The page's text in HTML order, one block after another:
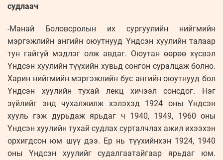
судлаач
-Манай Боловсролын их сургуулийн нийгмийн
мэргэжлийн ангийн оюутнууд Үндсэн хуулийн талаар
тун гайгүй мэдлэг олж авдаг. Оюутан өөрөө хүсвэл
Үндсэн хуулийн түүхийн хувьд сонгон суралцаж болно.
Харин нийгмийн мэргэжлийн бус ангийн оюутнууд бол
Үндсэн хуулийн тухай лекц хичээл сонсдог. Нэг
зүйлийг энд чухалжилж хэлэхэд 1924 оны Үндсэн
хууль гэж дурьдаж ярьдаг ч 1940, 1949, 1960 оны
Үндсэн хуулийн тухай судлах сурталчлах ажил ихээхэн
орхигдсон юм шүү дээ. Ер нь түүхийнхэн 1924, 1940
оны Үндсэн хуулийг судалгаатайгаар ярьдаг юм.